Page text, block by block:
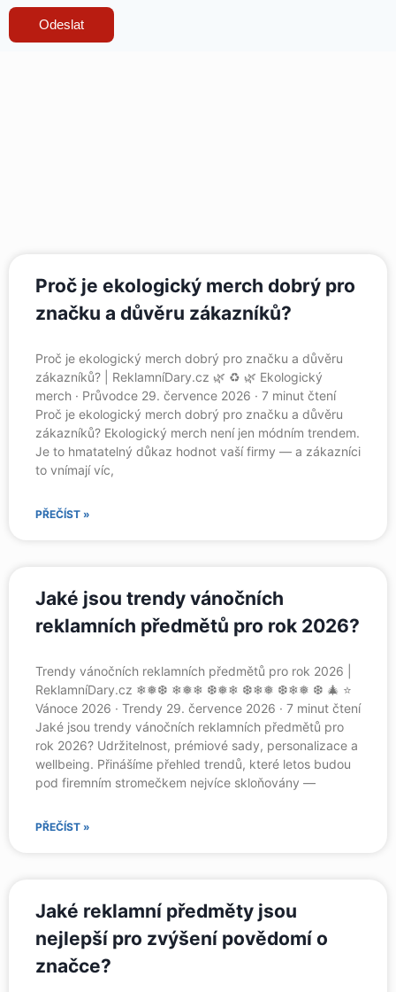
Odeslat
Proč je ekologický merch dobrý pro
značku a důvěru zákazníků?
Proč je ekologický merch dobrý pro značku a důvěru
zákazníků? | ReklamníDary.cz 🌿 ♻️ 🌿 Ekologický
merch · Průvodce 29. července 2026 · 7 minut čtení
Proč je ekologický merch dobrý pro značku a důvěru
zákazníků? Ekologický merch není jen módním trendem.
Je to hmatatelný důkaz hodnot vaší firmy — a zákazníci
to vnímají víc,
PŘEČÍST »
Jaké jsou trendy vánočních
reklamních předmětů pro rok 2026?
Trendy vánočních reklamních předmětů pro rok 2026 |
ReklamníDary.cz ❄❅❆ ❄❅❄ ❆❅❄ ❆❄❅ ❆❄❅ ❆ 🎄 ⭐
Vánoce 2026 · Trendy 29. července 2026 · 7 minut čtení
Jaké jsou trendy vánočních reklamních předmětů pro
rok 2026? Udržitelnost, prémiové sady, personalizace a
wellbeing. Přinášíme přehled trendů, které letos budou
pod firemním stromečkem nejvíce skloňovány —
PŘEČÍST »
Jaké reklamní předměty jsou
nejlepší pro zvýšení povědomí o
značce?